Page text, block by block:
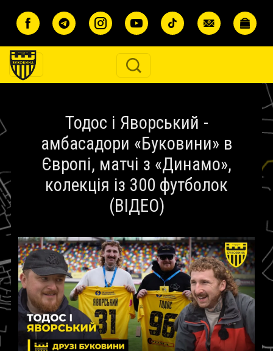
Тодос і Яворський -
амбасадори «Буковини» в
Європі, матчі з «Динамо»,
колекція із 300 футболок
(ВІДЕО)